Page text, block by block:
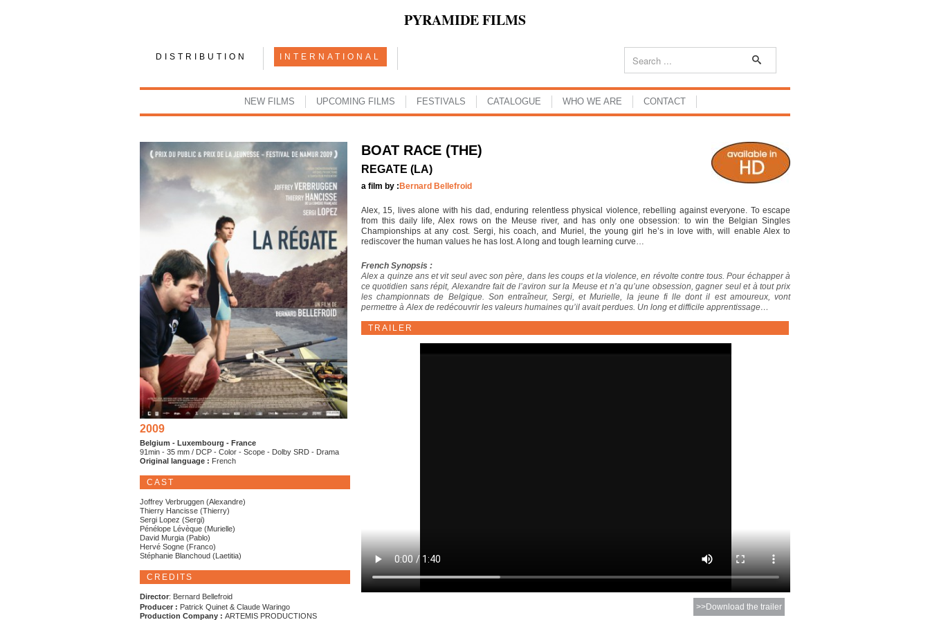
PYRAMIDE FILMS
DISTRIBUTION INTERNATIONAL
NEW FILMS UPCOMING FILMS FESTIVALS CATALOGUE WHO WE ARE CONTACT
2009
Belgium - Luxembourg - France
91min - 35 mm / DCP - Color - Scope - Dolby SRD - Drama
Original language : French
CAST
Joffrey Verbruggen (Alexandre)
Thierry Hancisse (Thierry)
Sergi Lopez (Sergi)
Pénélope Lévèque (Murielle)
David Murgia (Pablo)
Hervé Sogne (Franco)
Stéphanie Blanchoud (Laetitia)
CREDITS
Director: Bernard Bellefroid
Producer : Patrick Quinet & Claude Waringo
Production Company : ARTEMIS PRODUCTIONS
BOAT RACE (THE)
REGATE (LA)
a film by : Bernard Bellefroid
Alex, 15, lives alone with his dad, enduring relentless physical violence, rebelling against everyone. To escape
from this daily life, Alex rows on the Meuse river, and has only one obsession: to win the Belgian Singles
Championships at any cost. Sergi, his coach, and Muriel, the young girl he’s in love with, will enable Alex to
rediscover the human values he has lost. A long and tough learning curve…
French Synopsis :
Alex a quinze ans et vit seul avec son père, dans les coups et la violence, en révolte contre tous. Pour échapper à
ce quotidien sans répit, Alexandre fait de l’aviron sur la Meuse et n’a qu’une obsession, gagner seul et à tout prix
les championnats de Belgique. Son entraîneur, Sergi, et Murielle, la jeune fi lle dont il est amoureux, vont
permettre à Alex de redécouvrir les valeurs humaines qu’il avait perdues. Un long et difficile apprentissage…
TRAILER
>>Download the trailer